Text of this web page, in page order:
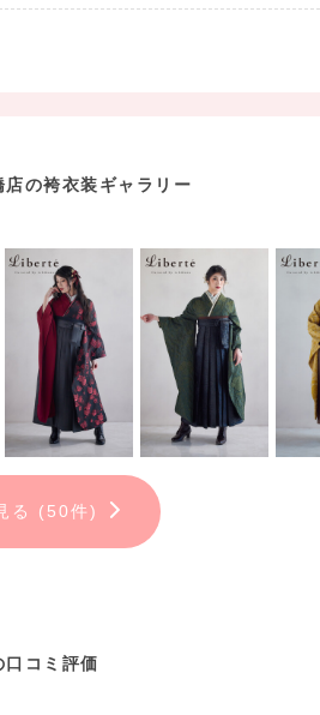
にてお声がけください。
の袴衣装ギャラリー
る (50件)
口コミ評価